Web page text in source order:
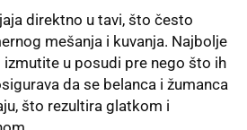
direktno u tavi, što često
mešanja i kuvanja. Najbolje
u posudi pre nego što ih
da se belanca i žumanca
što rezultira glatkom i